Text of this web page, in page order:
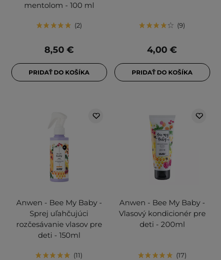
mentolom - 100 ml
2
8,50 €
PRIDAŤ DO KOŠÍKA
9
4,00 €
PRIDAŤ DO KOŠÍKA
Anwen - Bee My Baby -
Sprej uľahčujúci
rozčesávanie vlasov pre
deti - 150ml
11
Anwen - Bee My Baby -
Vlasový kondicionér pre
deti - 200ml
17